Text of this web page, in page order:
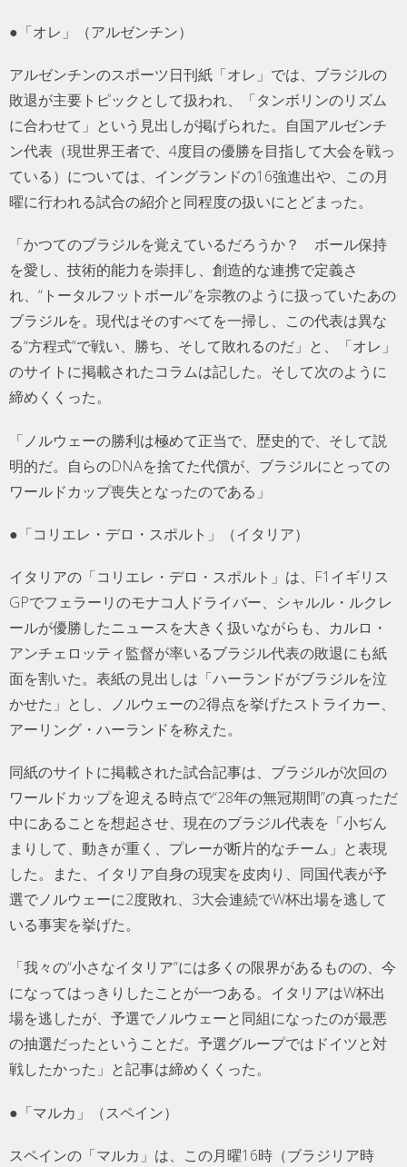
●「オレ」（アルゼンチン）
アルゼンチンのスポーツ日刊紙「オレ」では、ブラジルの
敗退が主要トピックとして扱われ、「タンボリンのリズム
に合わせて」という見出しが掲げられた。自国アルゼンチ
ン代表（現世界王者で、4度目の優勝を目指して大会を戦っ
ている）については、イングランドの16強進出や、この月
曜に行われる試合の紹介と同程度の扱いにとどまった。
「かつてのブラジルを覚えているだろうか？ ボール保持
を愛し、技術的能力を崇拝し、創造的な連携で定義さ
れ、“トータルフットボール”を宗教のように扱っていたあの
ブラジルを。現代はそのすべてを一掃し、この代表は異な
る“方程式”で戦い、勝ち、そして敗れるのだ」と、「オレ」
のサイトに掲載されたコラムは記した。そして次のように
締めくくった。
「ノルウェーの勝利は極めて正当で、歴史的で、そして説
明的だ。自らのDNAを捨てた代償が、ブラジルにとっての
ワールドカップ喪失となったのである」
●「コリエレ・デロ・スポルト」（イタリア）
イタリアの「コリエレ・デロ・スポルト」は、F1イギリス
GPでフェラーリのモナコ人ドライバー、シャルル・ルクレ
ールが優勝したニュースを大きく扱いながらも、カルロ・
アンチェロッティ監督が率いるブラジル代表の敗退にも紙
面を割いた。表紙の見出しは「ハーランドがブラジルを泣
かせた」とし、ノルウェーの2得点を挙げたストライカー、
アーリング・ハーランドを称えた。
同紙のサイトに掲載された試合記事は、ブラジルが次回の
ワールドカップを迎える時点で“28年の無冠期間”の真っただ
中にあることを想起させ、現在のブラジル代表を「小ぢん
まりして、動きが重く、プレーが断片的なチーム」と表現
した。また、イタリア自身の現実を皮肉り、同国代表が予
選でノルウェーに2度敗れ、3大会連続でW杯出場を逃して
いる事実を挙げた。
「我々の“小さなイタリア”には多くの限界があるものの、今
になってはっきりしたことが一つある。イタリアはW杯出
場を逃したが、予選でノルウェーと同組になったのが最悪
の抽選だったということだ。予選グループではドイツと対
戦したかった」と記事は締めくくった。
●「マルカ」（スペイン）
スペインの「マルカ」は、この月曜16時（ブラジリア時